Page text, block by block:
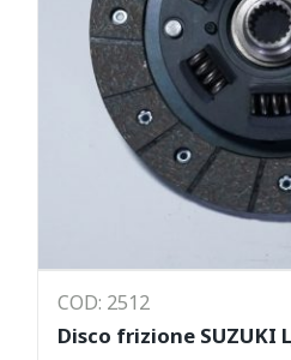
COD: 2512
Disco frizione SUZUKI